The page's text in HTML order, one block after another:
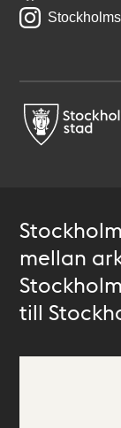
mellan
till